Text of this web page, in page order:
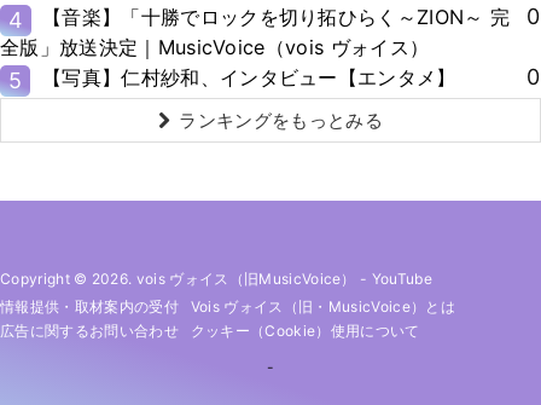
4
【音楽】「十勝でロックを切り拓ひらく～ZION～ 完
全版」放送決定｜MusicVoice（vois ヴォイス）
0
5 【写真】仁村紗和、インタビュー【エンタメ】 0
ランキングをもっとみる
Copyright © 2026. vois ヴォイス（旧MusicVoice） - YouTube
情報提供・取材案内の受付
Vois ヴォイス（旧・MusicVoice）とは
広告に関するお問い合わせ
クッキー（cookie）使用について
-